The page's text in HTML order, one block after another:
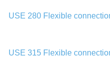
USE 280 Flexible
USE 315 Flexible